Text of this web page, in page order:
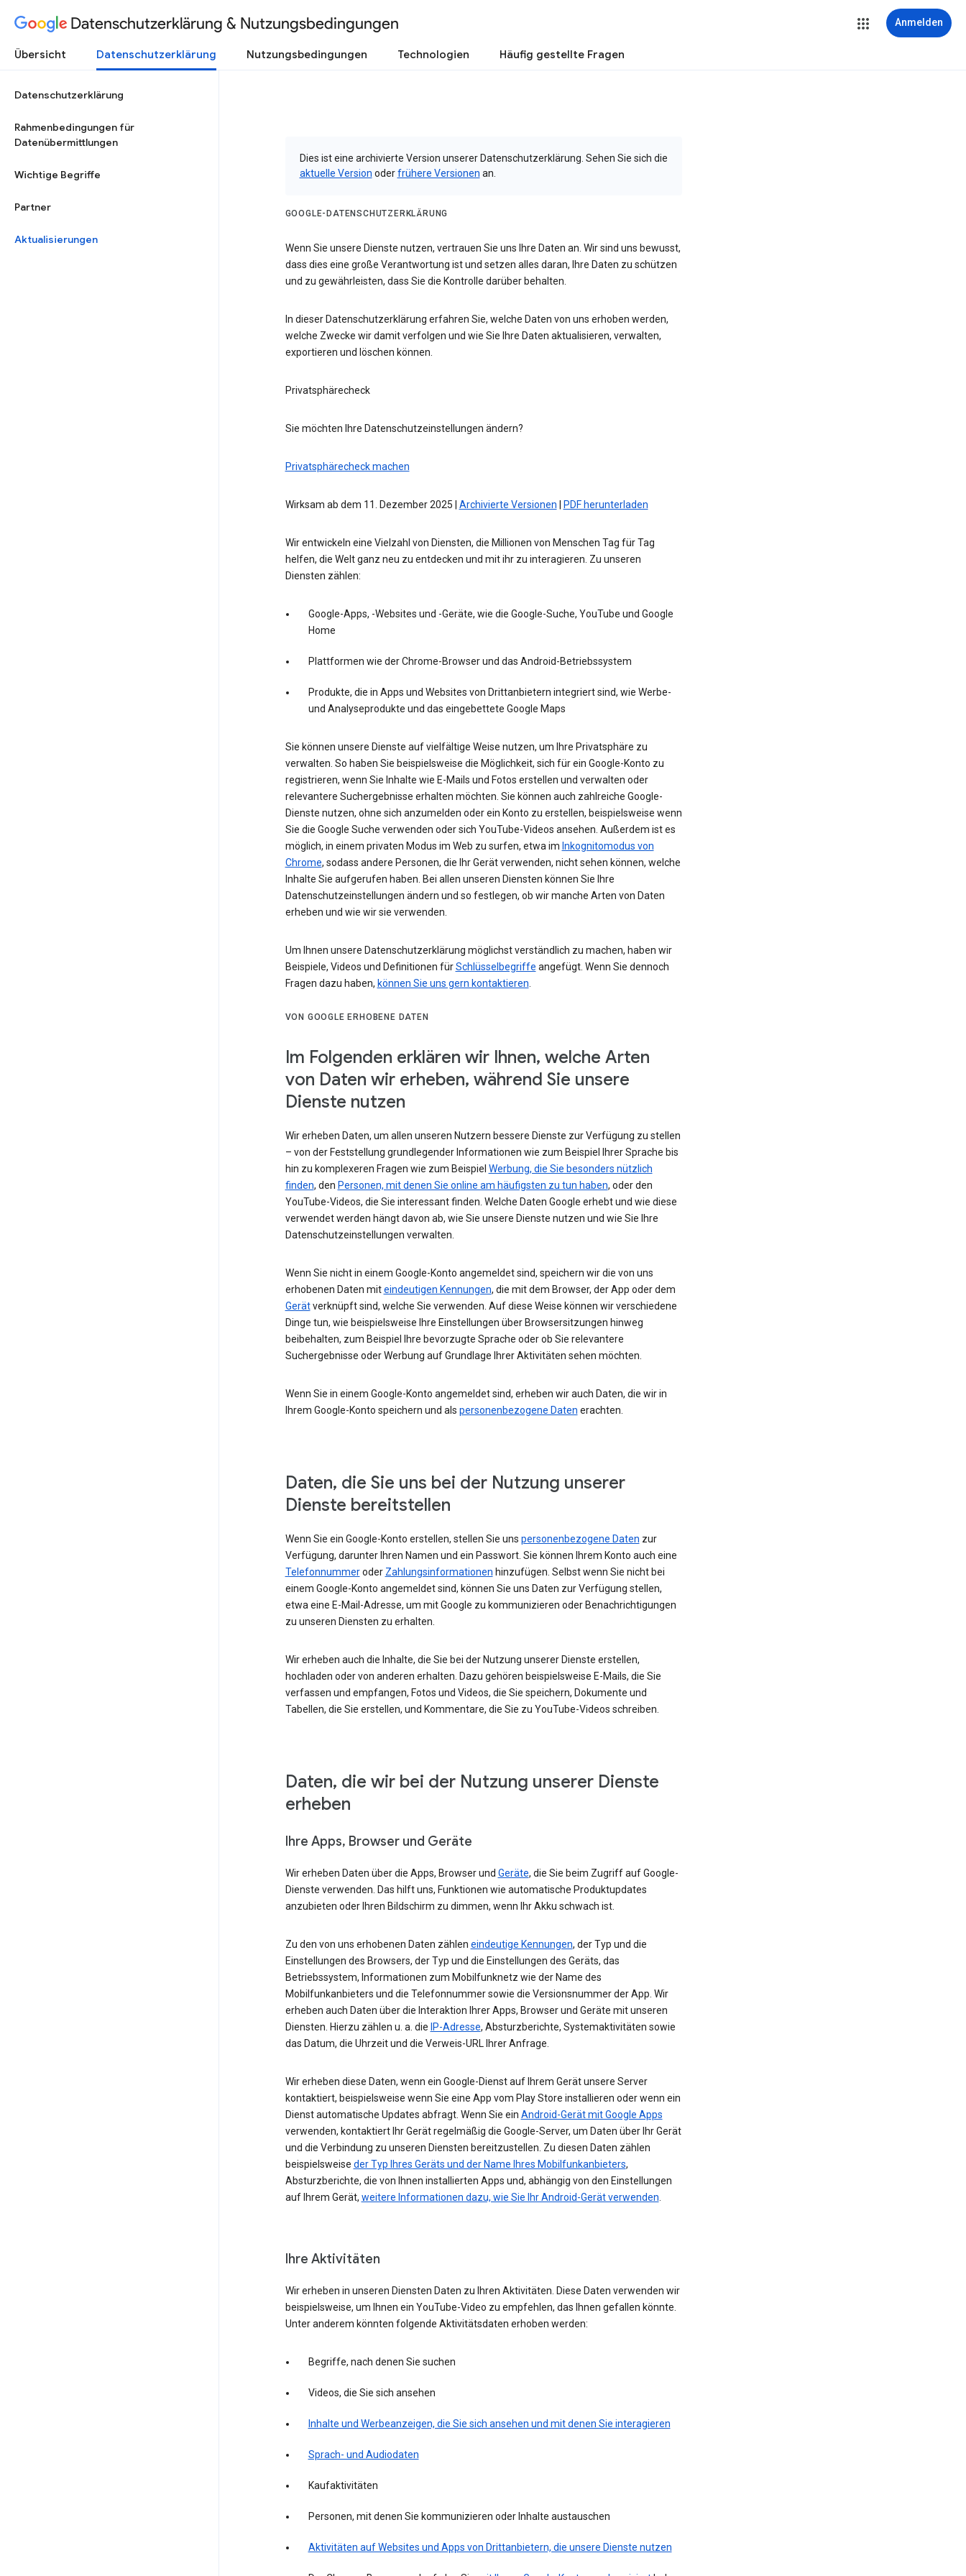
Datenschutzerklärung & Nutzungsbedingungen Anmelden
Übersicht Datenschutzerklärung Nutzungsbedingungen Technologien Häufig gestellte Fragen
Datenschutzerklärung
Rahmenbedingungen für
Datenübermittlungen
Wichtige Begriffe
Partner
Aktualisierungen
Dies ist eine archivierte Version unserer Datenschutzerklärung. Sehen Sie sich die
aktuelle Version oderfrühere Versionen an.
GOOGLE-DATENSCHUTZERKLÄRUNG
Wenn Sie unsere Dienste nutzen, vertrauen Sie uns Ihre Daten an. Wir sind uns bewusst,
dass dies eine große Verantwortung ist und setzen alles daran, Ihre Daten zu schützen
und zu gewährleisten, dass Sie die Kontrolle darüber behalten.
In dieser Datenschutzerklärung erfahren Sie, welche Daten von uns erhoben werden,
welche Zwecke wir damit verfolgen und wie Sie Ihre Daten aktualisieren, verwalten,
exportieren und löschen können.
Privatsphärecheck
Sie möchten Ihre Datenschutzeinstellungen ändern?
Privatsphärecheck machen
Wirksam ab dem 11. Dezember 2025 | Archivierte Versionen PDF herunterladen
Wir entwickeln eine Vielzahl von Diensten, die Millionen von Menschen Tag für Tag
helfen, die Welt ganz neu zu entdecken und mit ihr zu interagieren. Zu unseren
Diensten zählen:
Google-Apps, -Websites und -Geräte, wie die Google-Suche, YouTube und Google
Home
Plattformen wie der Chrome-Browser und das Android-Betriebssystem
Produkte, die in Apps und Websites von Drittanbietern integriert sind, wie Werbe-
und Analyseprodukte und das eingebettete Google Maps
Sie können unsere Dienste auf vielfältige Weise nutzen, um Ihre Privatsphäre zu
verwalten. So haben Sie beispielsweise die Möglichkeit, sich für ein Google-Konto zu
registrieren, wenn Sie Inhalte wie E-Mails und Fotos erstellen und verwalten oder
relevantere Suchergebnisse erhalten möchten. Sie können auch zahlreiche Google-
Dienste nutzen, ohne sich anzumelden oder ein Konto zu erstellen, beispielsweise wenn
Sie die Google Suche verwenden oder sich YouTube-Videos ansehen. Außerdem ist es
möglich, in einem privaten Modus im Web zu surfen, etwa im Inkognitomodus von
Chrome, sodass andere Personen, die Ihr Gerät verwenden, nicht sehen können, welche
Inhalte Sie aufgerufen haben. Bei allen unseren Diensten können Sie Ihre
Datenschutzeinstellungen ändern und so festlegen, ob wir manche Arten von Daten
erheben und wie wir sie verwenden.
Um Ihnen unsere Datenschutzerklärung möglichst verständlich zu machen, haben wir
Beispiele, Videos und Definitionen fürSchlüsselbegriffe angefügt. Wenn Sie dennoch
Fragen dazu haben, können Sie uns gern kontaktieren.
VON GOOGLE ERHOBENE DATEN
Im Folgenden erklären wir Ihnen, welche Arten
von Daten wir erheben, während Sie unsere
Dienste nutzen
Wir erheben Daten, um allen unseren Nutzern bessere Dienste zur Verfügung zu stellen
– von der Feststellung grundlegender Informationen wie zum Beispiel Ihrer Sprache bis
hin zu komplexeren Fragen wie zum Beispiel Werbung, die Sie besonders nützlich
finden, den Personen, mit denen Sie online am häufigsten zu tun haben, oder den
YouTube-Videos, die Sie interessant finden. Welche Daten Google erhebt und wie diese
verwendet werden hängt davon ab, wie Sie unsere Dienste nutzen und wie Sie Ihre
Datenschutzeinstellungen verwalten.
Wenn Sie nicht in einem Google-Konto angemeldet sind, speichern wir die von uns
erhobenen Daten miteindeutigen Kennungen, die mit dem Browser, der App oder dem
Gerätverknüpft sind, welche Sie verwenden. Auf diese Weise können wir verschiedene
Dinge tun, wie beispielsweise Ihre Einstellungen über Browsersitzungen hinweg
beibehalten, zum Beispiel Ihre bevorzugte Sprache oder ob Sie relevantere
Suchergebnisse oder Werbung auf Grundlage Ihrer Aktivitäten sehen möchten.
Wenn Sie in einem Google-Konto angemeldet sind, erheben wir auch Daten, die wir in
Ihrem Google-Konto speichern und als personenbezogene Daten erachten.
Daten, die Sie uns bei der Nutzung unserer
Dienste bereitstellen
Wenn Sie ein Google-Konto erstellen, stellen Sie uns personenbezogene Daten zur
Verfügung, darunter Ihren Namen und ein Passwort. Sie können Ihrem Konto auch eine
Telefonnummeroder Zahlungsinformationen hinzufügen. Selbst wenn Sie nicht bei
einem Google-Konto angemeldet sind, können Sie uns Daten zur Verfügung stellen,
etwa eine E-Mail-Adresse, um mit Google zu kommunizieren oder Benachrichtigungen
zu unseren Diensten zu erhalten.
Wir erheben auch die Inhalte, die Sie bei der Nutzung unserer Dienste erstellen,
hochladen oder von anderen erhalten. Dazu gehören beispielsweise E-Mails, die Sie
verfassen und empfangen, Fotos und Videos, die Sie speichern, Dokumente und
Tabellen, die Sie erstellen, und Kommentare, die Sie zu YouTube-Videos schreiben.
Daten, die wir bei der Nutzung unserer Dienste
erheben
Ihre Apps, Browser und Geräte
Wir erheben Daten über die Apps, Browser und Geräte, die Sie beim Zugriff auf Google-
Dienste verwenden. Das hilft uns, Funktionen wie automatische Produktupdates
anzubieten oder Ihren Bildschirm zu dimmen, wenn Ihr Akku schwach ist.
Zu den von uns erhobenen Daten zählen eindeutige Kennungen, der Typ und die
Einstellungen des Browsers, der Typ und die Einstellungen des Geräts, das
Betriebssystem, Informationen zum Mobilfunknetz wie der Name des
Mobilfunkanbieters und die Telefonnummer sowie die Versionsnummer der App. Wir
erheben auch Daten über die Interaktion Ihrer Apps, Browser und Geräte mit unseren
Diensten. Hierzu zählen u. a. die IP-Adresse, Absturzberichte, Systemaktivitäten sowie
das Datum, die Uhrzeit und die Verweis-URL Ihrer Anfrage.
Wir erheben diese Daten, wenn ein Google-Dienst auf Ihrem Gerät unsere Server
kontaktiert, beispielsweise wenn Sie eine App vom Play Store installieren oder wenn ein
Dienst automatische Updates abfragt. Wenn Sie ein Android-Gerät mit Google Apps
verwenden, kontaktiert Ihr Gerät regelmäßig die Google-Server, um Daten über Ihr Gerät
und die Verbindung zu unseren Diensten bereitzustellen. Zu diesen Daten zählen
beispielsweise der Typ Ihres Geräts und der Name Ihres Mobilfunkanbieters,
Absturzberichte, die von Ihnen installierten Apps und, abhängig von den Einstellungen
auf Ihrem Gerät, weitere Informationen dazu, wie Sie Ihr Android-Gerät verwenden.
Ihre Aktivitäten
Wir erheben in unseren Diensten Daten zu Ihren Aktivitäten. Diese Daten verwenden wir
beispielsweise, um Ihnen ein YouTube-Video zu empfehlen, das Ihnen gefallen könnte.
Unter anderem könnten folgende Aktivitätsdaten erhoben werden:
Begriffe, nach denen Sie suchen
Videos, die Sie sich ansehen
Inhalte und Werbeanzeigen, die Sie sich ansehen und mit denen Sie interagieren
Sprach- und Audiodaten
Kaufaktivitäten
Personen, mit denen Sie kommunizieren oder Inhalte austauschen
Aktivitäten auf Websites und Apps von Drittanbietern, die unsere Dienste nutzen